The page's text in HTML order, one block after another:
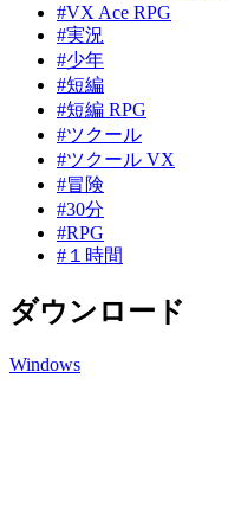
#VX Ace RPG
#実況
#少年
#短編
#短編 RPG
#ツクール
#ツクール VX
#冒険
#30分
#RPG
#１時間
ダウンロード
Windows